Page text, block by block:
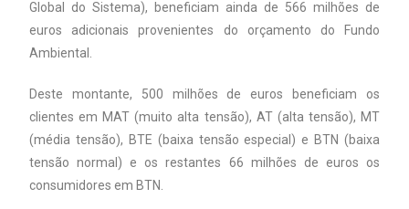
Global do Sistema), beneficiam ainda de 566 milhões de
euros adicionais provenientes do orçamento do Fundo
Ambiental.
Deste montante, 500 milhões de euros beneficiam os
clientes em MAT (muito alta tensão), AT (alta tensão), MT
(média tensão), BTE (baixa tensão especial) e BTN (baixa
tensão normal) e os restantes 66 milhões de euros os
consumidores em BTN.